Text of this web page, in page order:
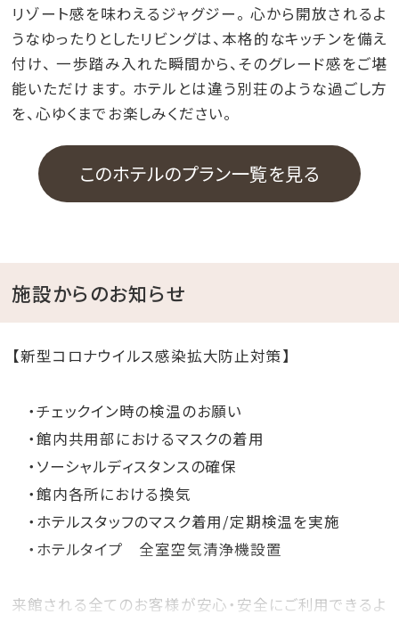
リゾート感を味わえるジャグジー。 心から開放されるよ
うなゆったりとしたリビングは、本格的なキッチンを備え
付け、 一歩踏み入れた瞬間から、そのグレード感をご堪
能いただけます。 ホテルとは違う別荘のような過ごし方
を、心ゆくまでお楽しみください。
このホテルのプラン一覧を見る
施設からのお知らせ
【新型コロナウイルス感染拡大防止対策】
・チェックイン時の検温のお願い
・館内共用部におけるマスクの着用
・ソーシャルディスタンスの確保
・館内各所における換気
・ホテルスタッフのマスク着用/定期検温を実施
・ホテルタイプ 全室空気清浄機設置
来館される全てのお客様が安心・安全にご利用できるよ